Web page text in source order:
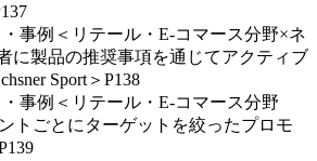
事例＜リテール・E-コマース分野×ネ
に製品の推奨事項を通じてアクティブ
Sport＞P138
事例＜リテール・E-コマース分野
トごとにターゲットを絞ったプロモ